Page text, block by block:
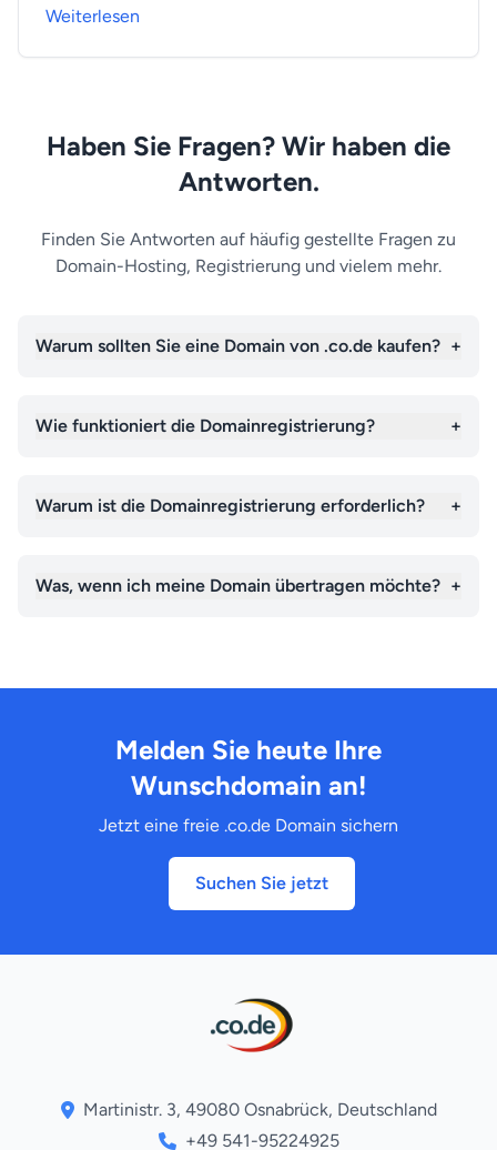
Weiterlesen
Haben Sie Fragen? Wir haben die
Antworten.
Finden Sie Antworten auf häufig gestellte Fragen zu
Domain-Hosting, Registrierung und vielem mehr.
Warum sollten Sie eine Domain von .co.de kaufen? +
Wie funktioniert die Domainregistrierung? +
Warum ist die Domainregistrierung erforderlich? +
Was, wenn ich meine Domain übertragen möchte? +
Melden Sie heute Ihre
Wunschdomain an!
Jetzt eine freie .co.de Domain sichern
Suchen Sie jetzt
Martinistr. 3, 49080 Osnabrück, Deutschland
+49 541-95224925